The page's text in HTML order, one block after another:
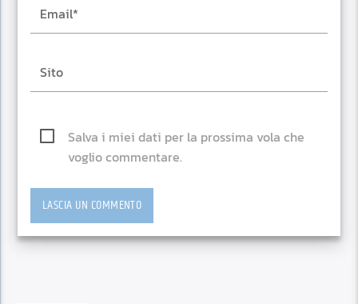
Salva i miei dati per la prossima vola che
voglio commentare.